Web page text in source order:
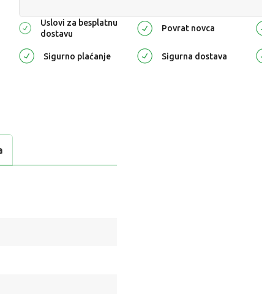
Uslovi za besplatnu
dostavu
Povrat novca
Sigurno plaćanje Sigurna dostava